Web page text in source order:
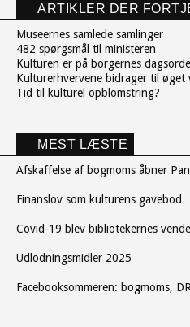
ARTIKLER DER
Museernes samlede samlinger
482 spørgsmål til ministeren
Kulturen er på borgernes
Kulturerhvervene bidrager til
Tid til kulturel opblomstring?
MEST LÆSTE
Afskaffelse af bogmoms åbner
Finanslov som kulturens gavebod
Covid-19 blev bibliotekernes
Udlodningsmidler 2025
Facebooksommeren: bogmoms,